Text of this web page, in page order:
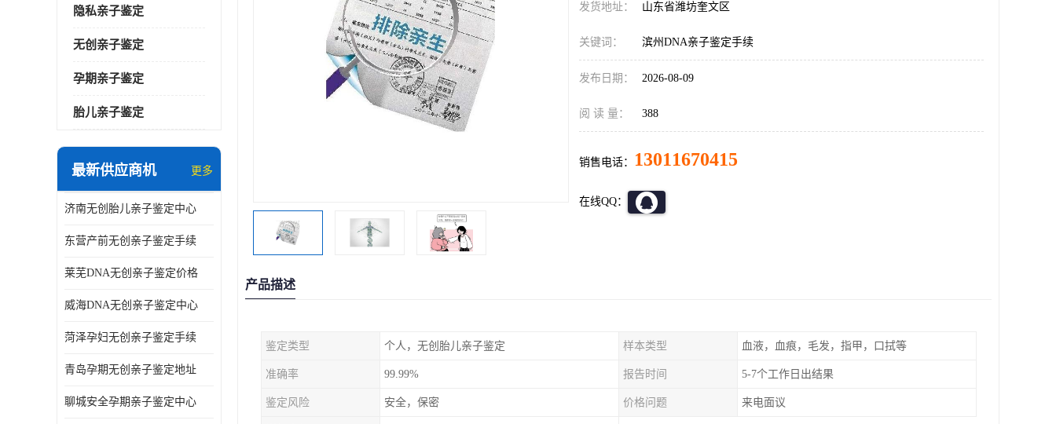
隐私亲子鉴定
无创亲子鉴定
孕期亲子鉴定
胎儿亲子鉴定
最新供应商机 更多
济南无创胎儿亲子鉴定中心
东营产前无创亲子鉴定手续
莱芜DNA无创亲子鉴定价格
威海DNA无创亲子鉴定中心
菏泽孕妇无创亲子鉴定手续
青岛孕期无创亲子鉴定地址
聊城安全孕期亲子鉴定中心
发货地址： 山东省潍坊奎文区
关键词： 滨州DNA亲子鉴定手续
发布日期： 2026-08-09
阅 读 量： 388
销售电话： 13011670415
在线QQ：
产品描述
鉴定类型 个人，无创胎儿亲子鉴定 样本类型 血液，血痕，毛发，指甲，口拭等
准确率 99.99% 报告时间 5-7个工作日出结果
鉴定风险 安全，保密 价格问题 来电面议